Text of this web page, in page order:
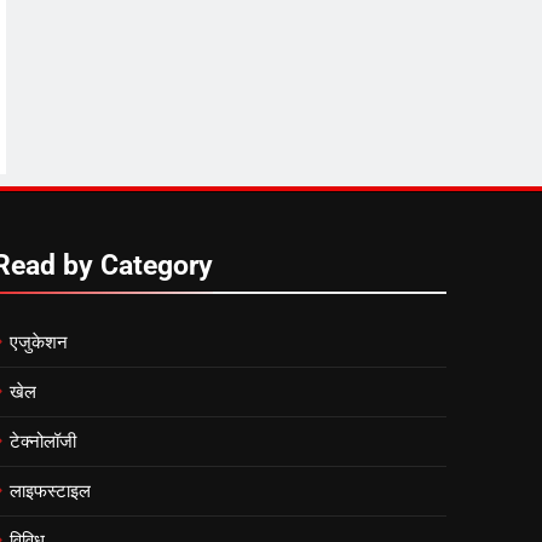
by Category
एजुकेशन
खेल
टेक्नोलॉजी
लाइफस्टाइल